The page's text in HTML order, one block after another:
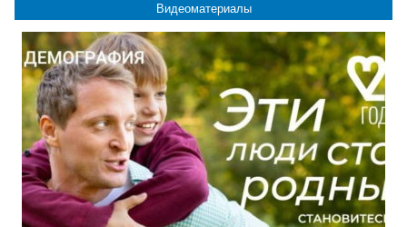
Видеоматериалы